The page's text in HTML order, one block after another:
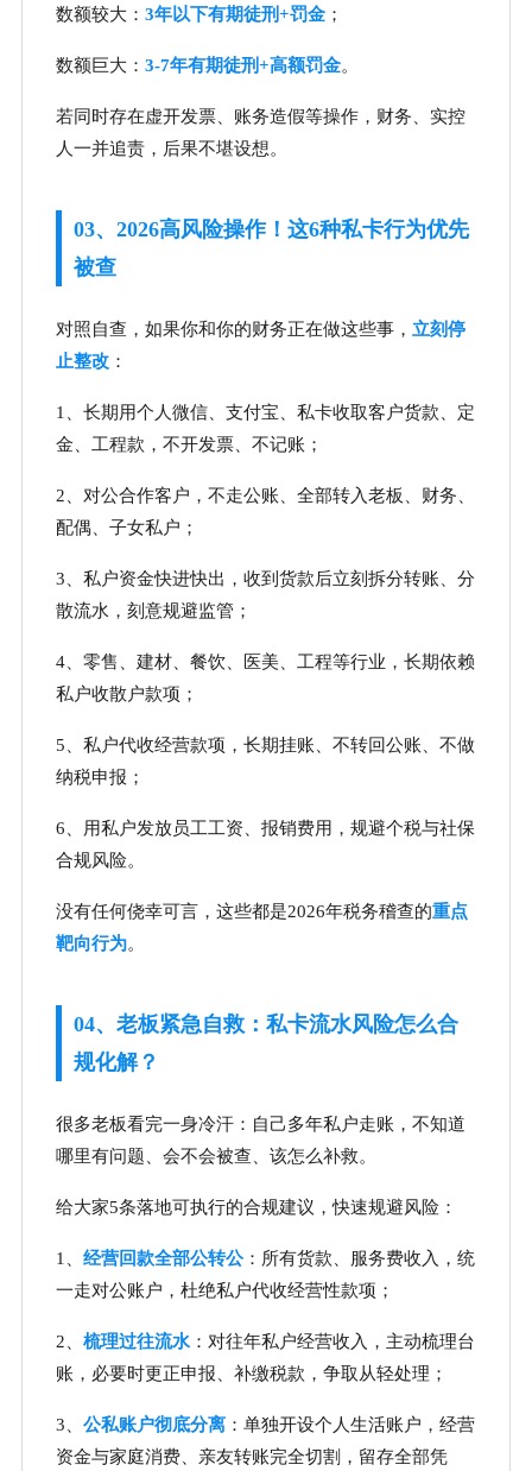
数额较大： 3年以下有期徒刑+罚金；
数额巨大： 3-7年有期徒刑+高额罚金。
若同时存在虚开发票、账务造假等操作，财务、实控
人一并追责，后果不堪设想。
03、2026高风险操作！这6种私卡行为优先
被查
对照自查，如果你和你的财务正在做这些事， 立刻停
止整改：
1、长期用个人微信、支付宝、私卡收取客户货款、定
金、工程款，不开发票、不记账；
2、对公合作客户，不走公账、全部转入老板、财务、
配偶、子女私户；
3、私户资金快进快出，收到货款后立刻拆分转账、分
散流水，刻意规避监管；
4、零售、建材、餐饮、医美、工程等行业，长期依赖
私户收散户款项；
5、私户代收经营款项，长期挂账、不转回公账、不做
纳税申报；
6、用私户发放员工工资、报销费用，规避个税与社保
合规风险。
没有任何侥幸可言，这些都是2026年税务稽查的重点
靶向行为。
04、老板紧急自救：私卡流水风险怎么合
规化解？
很多老板看完一身冷汗：自己多年私户走账，不知道
哪里有问题、会不会被查、该怎么补救。
给大家5条落地可执行的合规建议，快速规避风险：
1、 经营回款全部公转公：所有货款、服务费收入，统
一走对公账户，杜绝私户代收经营性款项；
2、 梳理过往流水：对往年私户经营收入，主动梳理台
账，必要时更正申报、补缴税款，争取从轻处理；
3、 公私账户彻底分离：单独开设个人生活账户，经营
资金与家庭消费、亲友转账完全切割，留存全部凭